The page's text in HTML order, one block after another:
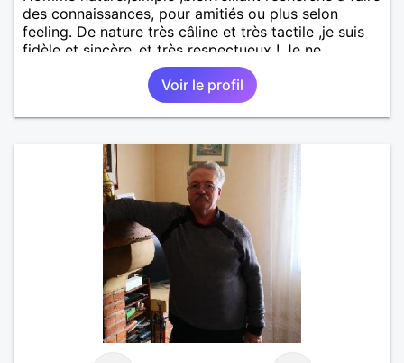
des connaissances, pour amitiés ou plus selon
feeling. De nature très câline et très tactile ,je suis
fidèle et sincère.,et très respectueux ! Je ne
supporte pas le mensonge.Rien ne vaut une vraie
rencontre,pour échanger en toute simplicité,j'ai du
mal à prolonger des échanges virtuels Je suis plutôt
attiré par des femmes ayant la cinquantaine ,belles
naturellement ,sans fards ,ni excès A vous de jouer
Mesdames 😉
Voir le profil